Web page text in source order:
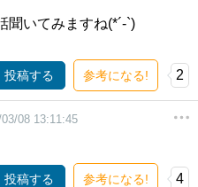
聞いてみますね(*´-`)
投稿する 参考になる! 2
08 13:11:45
投稿する 参考になる! 4